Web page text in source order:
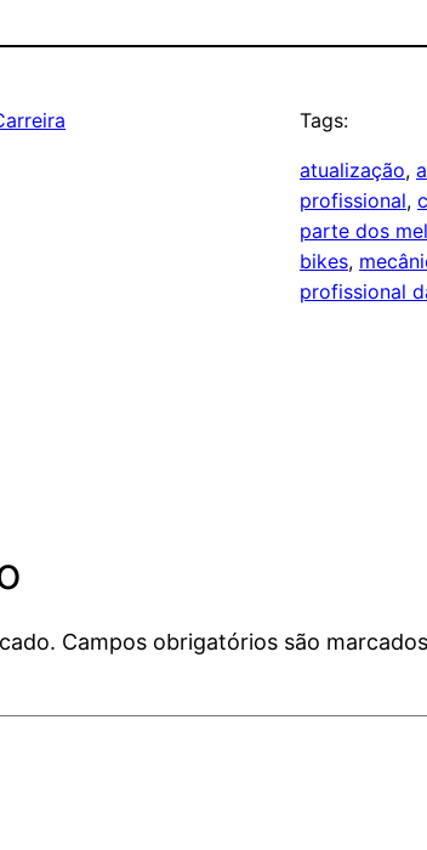
Tags:
atualização,
profissional,
parte dos
bikes,
profissional
Campos obrigatórios são